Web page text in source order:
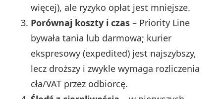
więcej), ale ryzyko opłat jest mniejsze.
Porównaj koszty i czas – Priority Line
bywała tania lub darmowa; kurier
ekspresowy (expedited) jest najszybszy,
lecz droższy i zwykle wymaga rozliczenia
cła/VAT przez odbiorcę.